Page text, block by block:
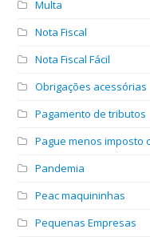
Multa
Nota Fiscal
Nota Fiscal Fácil
Obrigações acessórias
Pagamento de tributos
Pague menos imposto
Pandemia
Peac maquininhas
Pequenas Empresas